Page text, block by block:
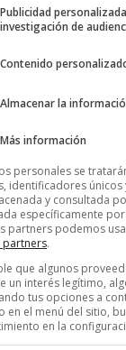
3 y 7 días. Hay
Dura entre
viene de una
Publicidad
investigación de
Contenido
Almacenar la
Más información
personales se
identificadores
y consultada
específicamente
partners podemos
partners.
que algunos
un interés legítimo,
tus opciones a
en el menú del sitio,
en la